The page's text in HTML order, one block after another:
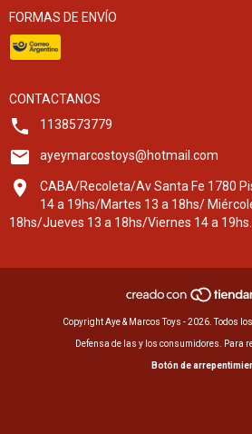
FORMAS DE ENVÍO
CONTACTANOS
1138573779
ayeymarcostoys@hotmail.com
CABA/Recoleta/Av Santa Fe 1780
14 a 19hs/Martes 13 a 18hs/
18hs/Jueves 13 a 18hs/Viernes 14 a 19hs.
Copyright Aye & Marcos Toys - 2026. Todos
Defensa de las y los consumidores. Para
Botón de